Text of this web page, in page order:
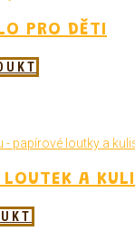
PRO DĚTI
LOUTEK A